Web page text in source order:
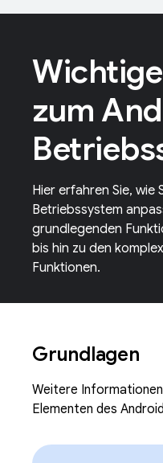
zum
Hier erfahren Sie, wie
Betriebssystem
grundlegenden
bis hin zu den
Funktionen.
Grundlagen
Weitere
Elementen des